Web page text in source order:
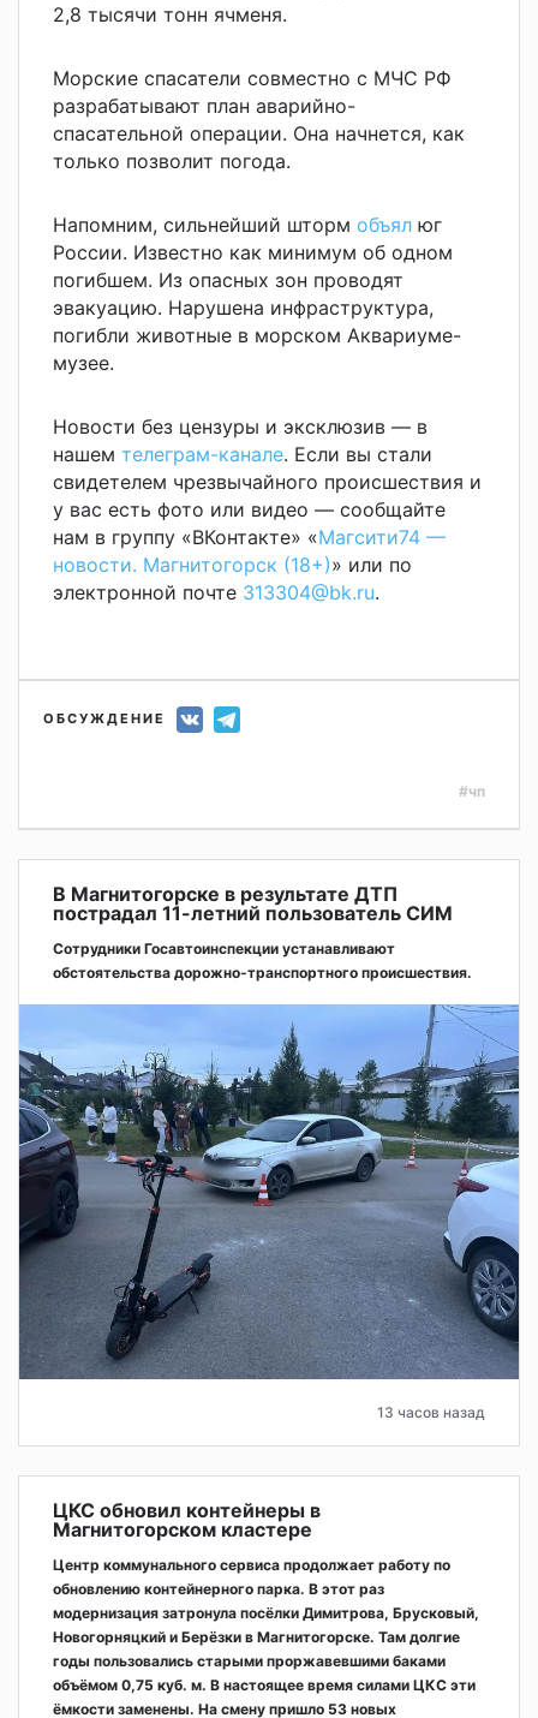
2,8 тысячи тонн ячменя.
Морские спасатели совместно с МЧС РФ
разрабатывают план аварийно-
спасательной операции. Она начнется, как
только позволит погода.
Напомним, сильнейший шторм объял юг
России. Известно как минимум об одном
погибшем. Из опасных зон проводят
эвакуацию. Нарушена инфраструктура,
погибли животные в морском Аквариуме-
музее.
Новости без цензуры и эксклюзив — в
нашем телеграм-канале. Если вы стали
свидетелем чрезвычайного происшествия и
у вас есть фото или видео — сообщайте
нам в группу «ВКонтакте» «Магсити74 —
новости. Магнитогорск (18+)» или по
электронной почте 313304@bk.ru.
ОБСУЖДЕНИЕ
#чп
В Магнитогорске в результате ДТП
пострадал 11-летний пользователь СИМ
Сотрудники Госавтоинспекции устанавливают
обстоятельства дорожно-транспортного происшествия.
13 часов назад
ЦКС обновил контейнеры в
Магнитогорском кластере
Центр коммунального сервиса продолжает работу по
обновлению контейнерного парка. В этот раз
модернизация затронула посёлки Димитрова, Брусковый,
Новогорняцкий и Берёзки в Магнитогорске. Там долгие
годы пользовались старыми проржавевшими баками
объёмом 0,75 куб. м. В настоящее время силами ЦКС эти
ёмкости заменены. На смену пришло 53 новых